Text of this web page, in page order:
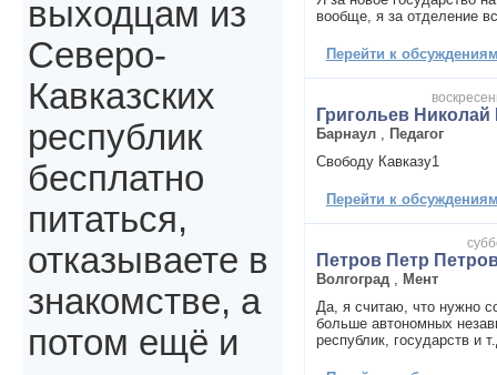
вообще, я за отделение
Перейти к
Григольев
Барнаул
Педагог
Свободу Кавказу1
Перейти к
Петров Петр
Волгоград
Мент
Да, я считаю, что нужно
больше автономных
республик, государств и
выходцам из
Северо-
Кавказских
республик
бесплатно
питаться,
отказываете в
знакомстве, а
потом ещё и